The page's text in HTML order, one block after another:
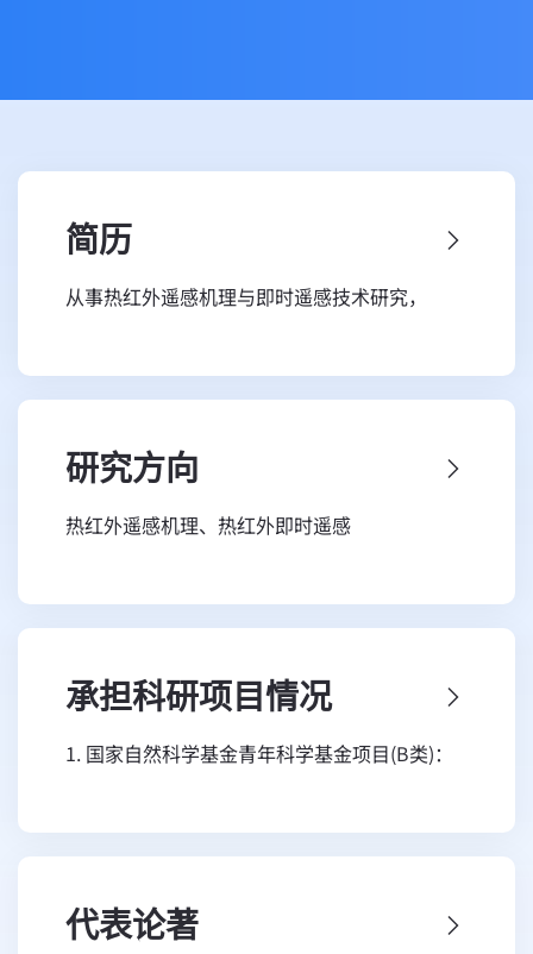
简历
从事热红外遥感机理与即时遥感技术研究，
研究所，同年加入该研究所遥感科学国家重点实
学副教授，依托遥感与数字地球全国重点实验室
委基金项目3项，授权国家发明专利9项，发表第
研究方向
热红外遥感机理、热红外即时遥感
承担科研项目情况
1. 国家自然科学基金青年科学基金项目(B类)：
2. 国家自然科学基金重点项目：复杂地表辐射收
2024，骨干
代表论著